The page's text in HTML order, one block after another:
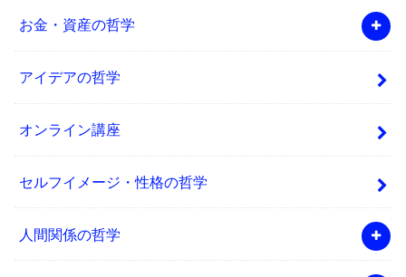
お金・資産の哲学
アイデアの哲学
オンライン講座
セルフイメージ・性格の哲学
人間関係の哲学